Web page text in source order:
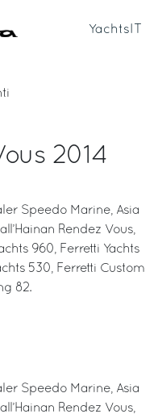
Yachts
2014
Speedo Marine, Asia
Rendez Vous,
960, Ferretti Yachts
530, Ferretti Custom
82.
Speedo Marine, Asia
Rendez Vous,